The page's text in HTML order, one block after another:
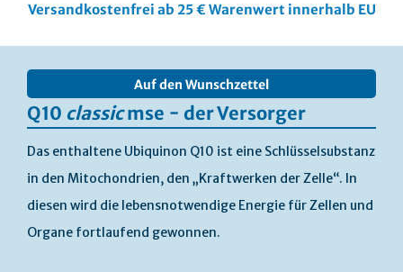
Auf den Wunschzettel
Versandkostenfrei ab 25 € Warenwert innerhalb EU
gallery
Q10 classicmse − der Versorger
Das enthaltene Ubiquinon Q10 ist eine Schlüsselsubstanz
in den Mitochondrien, den „Kraftwerken der Zelle“. In
diesen wird die lebensnotwendige Energie für Zellen und
Organe fortlaufend gewonnen.